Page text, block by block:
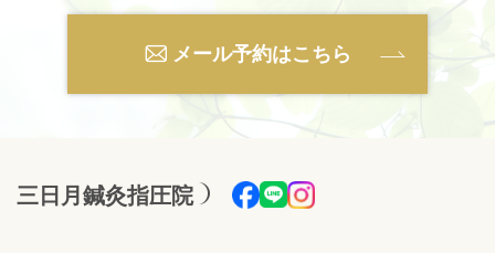
メール予約はこちら
三日月鍼灸指圧院